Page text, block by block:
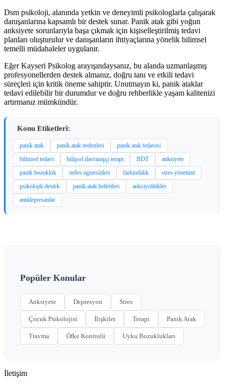
Dsm psikoloji, alanında yetkin ve deneyimli psikologlarla çalışarak
danışanlarına kapsamlı bir destek sunar. Panik atak gibi yoğun
anksiyete sorunlarıyla başa çıkmak için kişiselleştirilmiş tedavi
planları oluşturulur ve danışanların ihtiyaçlarına yönelik bilimsel
temelli müdahaleler uygulanır.
Eğer Kayseri Psikolog arayışındaysanız, bu alanda uzmanlaşmış
profesyonellerden destek almanız, doğru tanı ve etkili tedavi
süreçleri için kritik öneme sahiptir. Unutmayın ki, panik ataklar
tedavi edilebilir bir durumdur ve doğru rehberlikle yaşam kalitenizi
artırmanız mümkündür.
Konu Etiketleri:
panik atak panik atak nedenleri
panik atak tedavisi
bilimsel tedavi
bilişsel davranışçı terapi BDT
anksiyete
panik bozukluk
nefes egzersizleri farkındalık
stres yönetimi
psikolojik destek
panik atak belirtileri
anksiyolitikler
antidepresanlar
Popüler Konular
Anksiyete Depresyon Stres
Çocuk Psikolojisi İlişkiler Terapi Panik Atak
Travma Öfke Kontrolü Uyku Bozuklukları
İletişim